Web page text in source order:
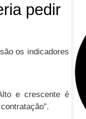
pedir
os indicadores
e crescente é